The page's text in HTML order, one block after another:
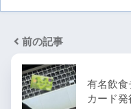
前の記事
有名飲食
カード